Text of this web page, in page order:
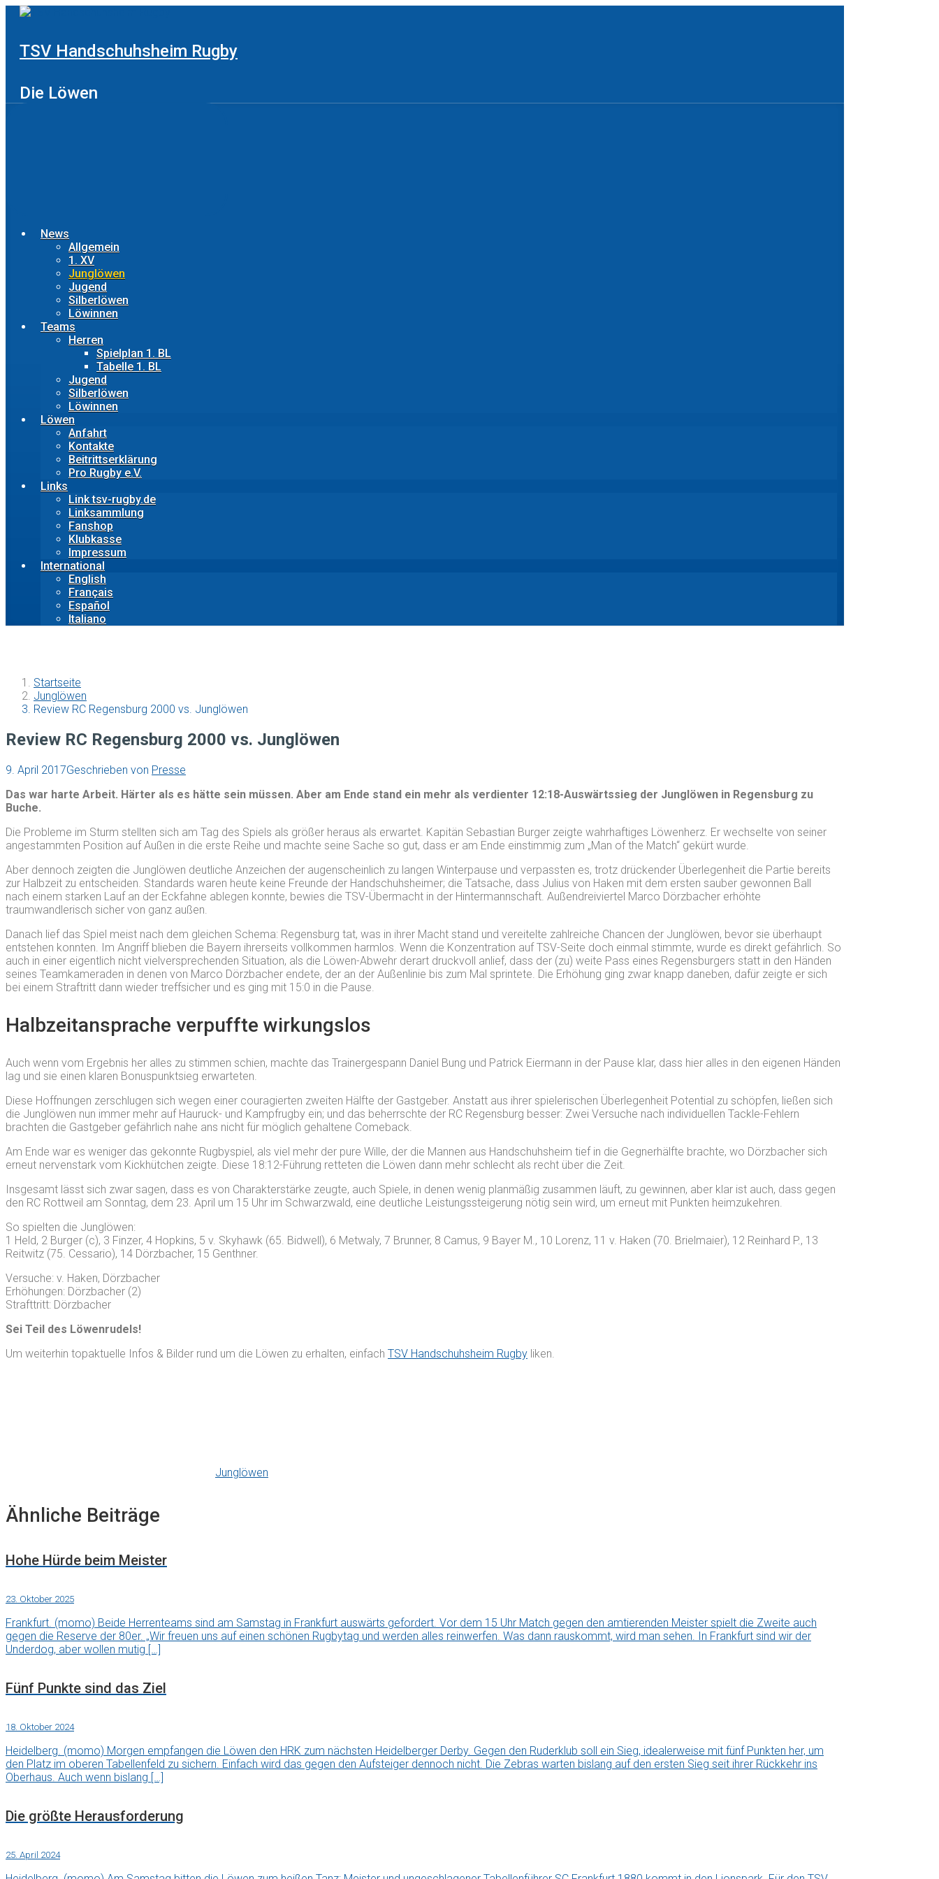
Zum
TSV Handschuhsheim Rugby
Die Löwen
News
Allgemein
1. XV
Junglöwen
Jugend
Silberlöwen
Löwinnen
Teams
Herren
Spielplan 1. BL
Tabelle 1. BL
Jugend
Silberlöwen
Löwinnen
Löwen
Anfahrt
Kontakte
Beitrittserklärung
Pro Rugby e.V.
Links
Link tsv-rugby.de
Linksammlung
Fanshop
Klubkasse
Impressum
International
English
Français
Español
Italiano
Startseite
Junglöwen
Review RC Regensburg 2000 vs. Junglöwen
Review RC Regensburg 2000 vs. Junglöwen
9. April 2017Geschrieben von Presse
Das war harte Arbeit. Härter als es hätte sein müssen. Aber am Ende stand ein mehr als verdienter 12:18-Auswärtssieg der Junglöwen in Regensburg zu
Buche.
Die Probleme im Sturm stellten sich am Tag des Spiels als größer heraus als erwartet. Kapitän Sebastian Burger zeigte wahrhaftiges Löwenherz. Er wechselte von seiner
angestammten Position auf Außen in die erste Reihe und machte seine Sache so gut, dass er am Ende einstimmig zum „Man of the Match“ gekürt wurde.
Aber dennoch zeigten die Junglöwen deutliche Anzeichen der augenscheinlich zu langen Winterpause und verpassten es, trotz drückender Überlegenheit die Partie bereits
zur Halbzeit zu entscheiden. Standards waren heute keine Freunde der Handschuhsheimer; die Tatsache, dass Julius von Haken mit dem ersten sauber gewonnen Ball
nach einem starken Lauf an der Eckfahne ablegen konnte, bewies die TSV-Übermacht in der Hintermannschaft. Außendreiviertel Marco Dörzbacher erhöhte
traumwandlerisch sicher von ganz außen.
Danach lief das Spiel meist nach dem gleichen Schema: Regensburg tat, was in ihrer Macht stand und vereitelte zahlreiche Chancen der Junglöwen, bevor sie überhaupt
entstehen konnten. Im Angriff blieben die Bayern ihrerseits vollkommen harmlos. Wenn die Konzentration auf TSV-Seite doch einmal stimmte, wurde es direkt gefährlich. So
auch in einer eigentlich nicht vielversprechenden Situation, als die Löwen-Abwehr derart druckvoll anlief, dass der (zu) weite Pass eines Regensburgers statt in den Händen
seines Teamkameraden in denen von Marco Dörzbacher endete, der an der Außenlinie bis zum Mal sprintete. Die Erhöhung ging zwar knapp daneben, dafür zeigte er sich
bei einem Straftritt dann wieder treffsicher und es ging mit 15:0 in die Pause.
Halbzeitansprache verpuffte wirkungslos
Auch wenn vom Ergebnis her alles zu stimmen schien, machte das Trainergespann Daniel Bung und Patrick Eiermann in der Pause klar, dass hier alles in den eigenen Händen
lag und sie einen klaren Bonuspunktsieg erwarteten.
Diese Hoffnungen zerschlugen sich wegen einer couragierten zweiten Hälfte der Gastgeber. Anstatt aus ihrer spielerischen Überlegenheit Potential zu schöpfen, ließen sich
die Junglöwen nun immer mehr auf Hauruck- und Kampfrugby ein; und das beherrschte der RC Regensburg besser: Zwei Versuche nach individuellen Tackle-Fehlern
brachten die Gastgeber gefährlich nahe ans nicht für möglich gehaltene Comeback.
Am Ende war es weniger das gekonnte Rugbyspiel, als viel mehr der pure Wille, der die Mannen aus Handschuhsheim tief in die Gegnerhälfte brachte, wo Dörzbacher sich
erneut nervenstark vom Kickhütchen zeigte. Diese 18:12-Führung retteten die Löwen dann mehr schlecht als recht über die Zeit.
Insgesamt lässt sich zwar sagen, dass es von Charakterstärke zeugte, auch Spiele, in denen wenig planmäßig zusammen läuft, zu gewinnen, aber klar ist auch, dass gegen
den RC Rottweil am Sonntag, dem 23. April um 15 Uhr im Schwarzwald, eine deutliche Leistungssteigerung nötig sein wird, um erneut mit Punkten heimzukehren.
So spielten die Junglöwen:
1 Held, 2 Burger (c), 3 Finzer, 4 Hopkins, 5 v. Skyhawk (65. Bidwell), 6 Metwaly, 7 Brunner, 8 Camus, 9 Bayer M., 10 Lorenz, 11 v. Haken (70. Brielmaier), 12 Reinhard P., 13
Reitwitz (75. Cessario), 14 Dörzbacher, 15 Genthner.
Versuche: v. Haken, Dörzbacher
Erhöhungen: Dörzbacher (2)
Strafttritt: Dörzbacher
Sei Teil des Löwenrudels!
Um weiterhin topaktuelle Infos & Bilder rund um die Löwen zu erhalten, einfach TSV Handschuhsheim Rugby liken.
Junglöwen
Ähnliche Beiträge
Hohe Hürde beim Meister
23. Oktober 2025
Frankfurt. (momo) Beide Herrenteams sind am Samstag in Frankfurt auswärts gefordert. Vor dem 15 Uhr Match gegen den amtierenden Meister spielt die Zweite auch
gegen die Reserve der 80er. „Wir freuen uns auf einen schönen Rugbytag und werden alles reinwerfen. Was dann rauskommt, wird man sehen. In Frankfurt sind wir der
Underdog, aber wollen mutig […]
Fünf Punkte sind das Ziel
18. Oktober 2024
Heidelberg. (momo) Morgen empfangen die Löwen den HRK zum nächsten Heidelberger Derby. Gegen den Ruderklub soll ein Sieg, idealerweise mit fünf Punkten her, um
den Platz im oberen Tabellenfeld zu sichern. Einfach wird das gegen den Aufsteiger dennoch nicht. Die Zebras warten bislang auf den ersten Sieg seit ihrer Rückkehr ins
Oberhaus. Auch wenn bislang […]
Die größte Herausforderung
25. April 2024